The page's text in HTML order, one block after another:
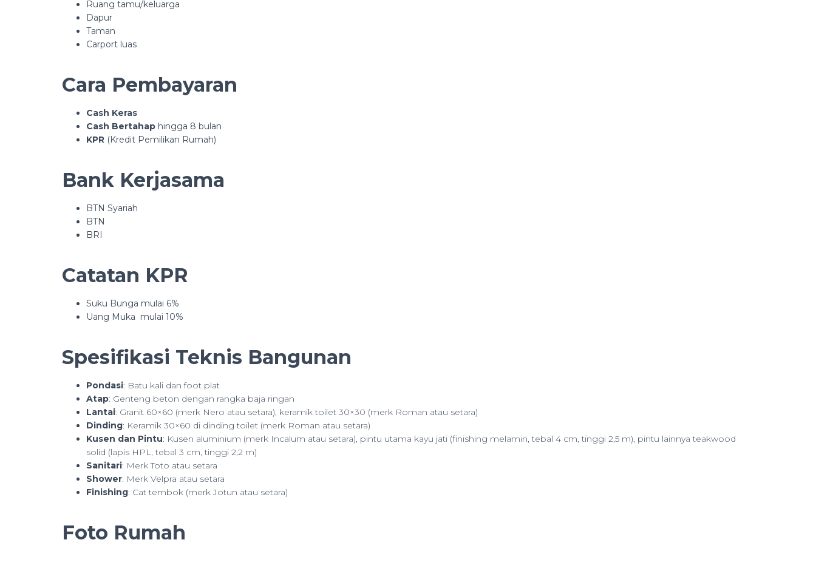
Ruang tamu/keluarga
Dapur
Taman
Carport luas
Cara Pembayaran
Cash Keras
Cash Bertahap hingga 8 bulan
KPR (Kredit Pemilikan Rumah)
Bank Kerjasama
BTN Syariah
BTN
BRI
Catatan KPR
Suku Bunga mulai 6%
Uang Muka mulai 10%
Spesifikasi Teknis Bangunan
Pondasi: Batu kali dan foot plat
Atap: Genteng beton dengan rangka baja ringan
Lantai: Granit 60×60 (merk Nero atau setara), keramik toilet 30×30 (merk Roman atau setara)
Dinding: Keramik 30×60 di dinding toilet (merk Roman atau setara)
Kusen dan Pintu: Kusen aluminium (merk Incalum atau setara), pintu utama kayu jati (finishing melamin, tebal 4 cm, tinggi 2,5 m), pintu lainnya teakwood
solid (lapis HPL, tebal 3 cm, tinggi 2,2 m)
Sanitari: Merk Toto atau setara
Shower: Merk Velpra atau setara
Finishing: Cat tembok (merk Jotun atau setara)
Foto Rumah